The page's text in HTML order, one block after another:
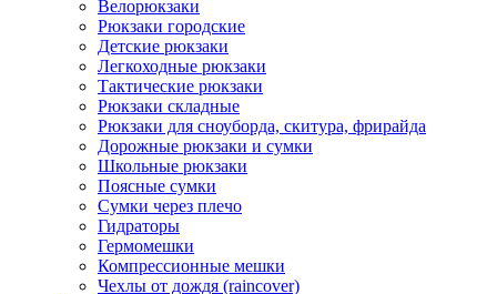
Велорюкзаки
Рюкзаки городские
Детские рюкзаки
Легкоходные рюкзаки
Тактические рюкзаки
Рюкзаки складные
Рюкзаки для сноуборда, скитура, фрирайда
Дорожные рюкзаки и сумки
Школьные рюкзаки
Поясные сумки
Сумки через плечо
Гидраторы
Гермомешки
Компрессионные мешки
Чехлы от дождя (raincover)